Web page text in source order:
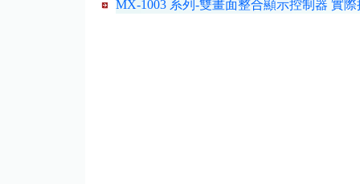
MX-1003 系列-雙畫面整合顯示控制器 實際